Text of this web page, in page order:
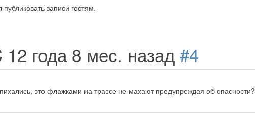
записи гостям.
12 года 8 мес. назад #4
это флажками на трассе не махают предупреждая об опасности?